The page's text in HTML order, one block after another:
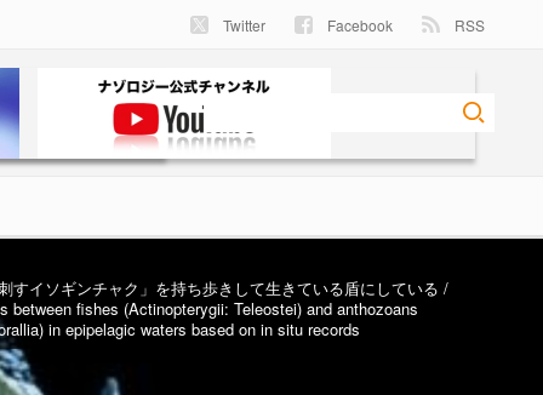
Twitter Facebook RSS
すイソギンチャク」を持ち歩きして生きている盾にしている /
between fishes (Actinopterygii: Teleostei) and anthozoans
in epipelagic waters based on in situ records